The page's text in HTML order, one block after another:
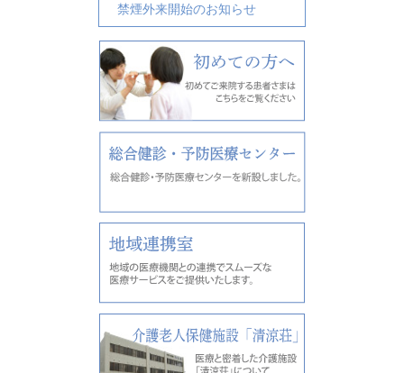
禁煙外来開始のお知らせ